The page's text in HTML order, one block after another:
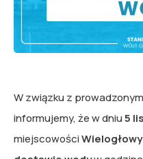
W związku z
informujemy, że w dniu5
miejscowościWielogłowy